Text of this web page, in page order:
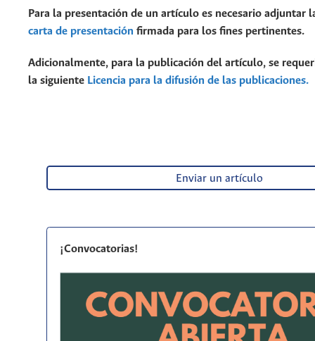
Para la presentación de un artículo es necesario adjuntar
carta de presentación firmada para los fines pertinentes.
Adicionalmente, para la publicación del artículo, se
la siguiente Licencia para la difusión de las publicaciones.
Enviar un artículo
¡Convocatorias!